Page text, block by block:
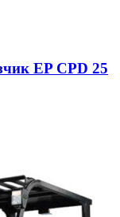
EP CPD 25